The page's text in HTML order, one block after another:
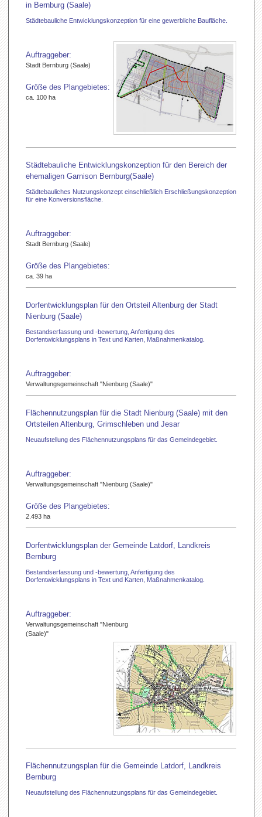
in Bernburg (Saale)
Städtebauliche Entwicklungskonzeption für eine gewerbliche Baufläche.
Auftraggeber:
Stadt Bernburg (Saale)
Größe des Plangebietes:
ca. 100 ha
Städtebauliche Entwicklungskonzeption für den Bereich der
ehemaligen Garnison Bernburg(Saale)
Städtebauliches Nutzungskonzept einschließlich Erschließungskonzeption
für eine Konversionsfläche.
Auftraggeber:
Stadt Bernburg (Saale)
Größe des Plangebietes:
ca. 39 ha
Dorfentwicklungsplan für den Ortsteil Altenburg der Stadt
Nienburg (Saale)
Bestandserfassung und -bewertung, Anfertigung des
Dorfentwicklungsplans in Text und Karten, Maßnahmenkatalog.
Auftraggeber:
Verwaltungsgemeinschaft "Nienburg (Saale)"
Flächennutzungsplan für die Stadt Nienburg (Saale) mit den
Ortsteilen Altenburg, Grimschleben und Jesar
Neuaufstellung des Flächennutzungsplans für das Gemeindegebiet.
Auftraggeber:
Verwaltungsgemeinschaft "Nienburg (Saale)"
Größe des Plangebietes:
2.493 ha
Dorfentwicklungsplan der Gemeinde Latdorf, Landkreis
Bernburg
Bestandserfassung und -bewertung, Anfertigung des
Dorfentwicklungsplans in Text und Karten, Maßnahmenkatalog.
Auftraggeber:
Verwaltungsgemeinschaft "Nienburg
(Saale)"
Flächennutzungsplan für die Gemeinde Latdorf, Landkreis
Bernburg
Neuaufstellung des Flächennutzungsplans für das Gemeindegebiet.